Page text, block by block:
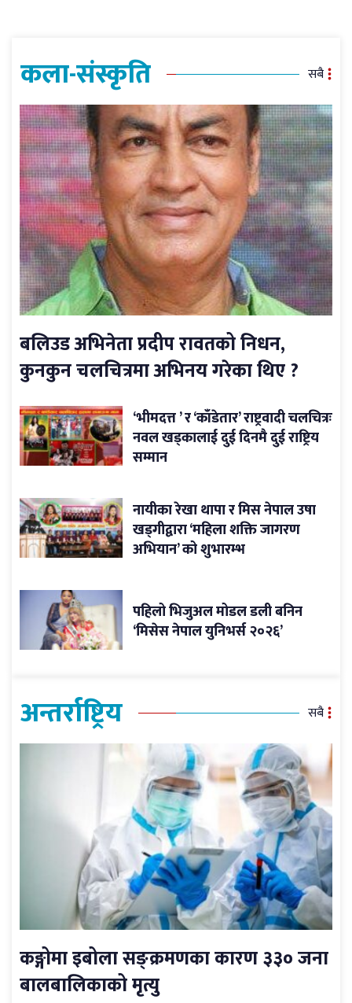
कला-संस्कृति सबै
बलिउड अभिनेता प्रदीप रावतको निधन,
कुनकुन चलचित्रमा अभिनय गरेका थिए ?
‘भीमदत्त ’ र ‘काँडेतार’ राष्ट्रवादी चलचित्रः
नवल खड्कालाई दुई दिनमै दुई राष्ट्रिय
सम्मान
नायीका रेखा थापा र मिस नेपाल उषा
खड्गीद्वारा ‘महिला शक्ति जागरण
अभियान’ को शुभारम्भ
पहिलो भिजुअल मोडल डली बनिन
‘मिसेस नेपाल युनिभर्स २०२६’
अन्तर्राष्ट्रिय सबै
कङ्गोमा इबोला सङ्क्रमणका कारण ३३० जना
बालबालिकाको मृत्यु